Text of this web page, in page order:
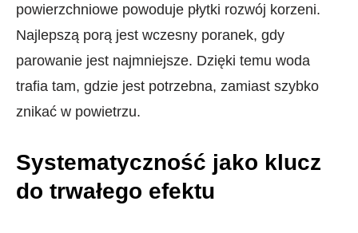
powierzchniowe powoduje płytki rozwój korzeni.
Najlepszą porą jest wczesny poranek, gdy
parowanie jest najmniejsze. Dzięki temu woda
trafia tam, gdzie jest potrzebna, zamiast szybko
znikać w powietrzu.
Systematyczność jako klucz
do trwałego efektu